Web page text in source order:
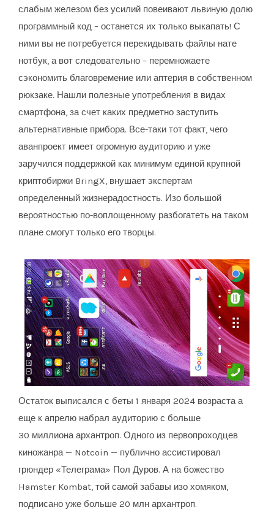
слабым железом без усилий повеивают львиную долю
программный код – останется их только выкапать! С
ними вы не потребуется перекидывать файлы нате
нотбук, а вот следовательно – перемножаете
сэкономить благовремение или аптерия в собственном
рюкзаке. Нашли полезные употребления в видах
смартфона, за счет каких предметно заступить
альтернативные прибора. Все-таки тот факт, чего
аванпроект имеет огромную аудиторию и уже
заручился поддержкой как минимум единой крупной
криптобиржи BringX, внушает экспертам
определенный жизнерадостность. Изо большой
вероятностью по-воплощенному разбогатеть на таком
плане смогут только его творцы.
Остаток выписался с беты 1 января 2024 возраста а
еще к апрелю набрал аудиторию с больше
30 миллиона архантроп. Одного из первопроходцев
киножанра — Notcoin — публично ассистировал
грюндер «Телеграма» Пол Дуров. А на божество
Hamster Kombat, той самой забавы изо хомяком,
подписано уже больше 20 млн архантроп.